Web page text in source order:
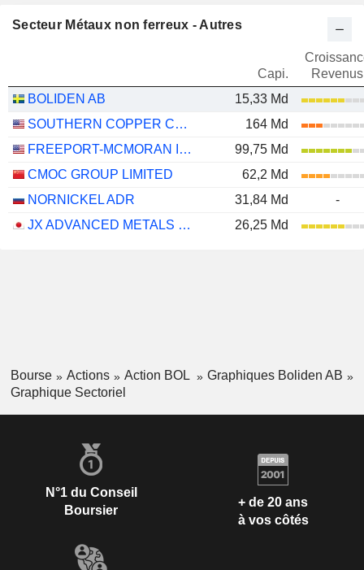
Secteur Métaux non ferreux - Autres
Capi.
Revenus
BOLIDEN AB
15,33 Md
SOUTHERN COPPER CORPORATION
164 Md
FREEPORT-MCMORAN INC.
99,75 Md
CMOC GROUP LIMITED
62,2 Md
NORNICKEL ADR
31,84 Md
-
JX ADVANCED METALS CORPORATION
26,25 Md
Bourse Actions Action BOL
Graphiques Boliden AB
Graphique Sectoriel
N°1 du Conseil
Boursier
+ de 20 ans
à vos côtés